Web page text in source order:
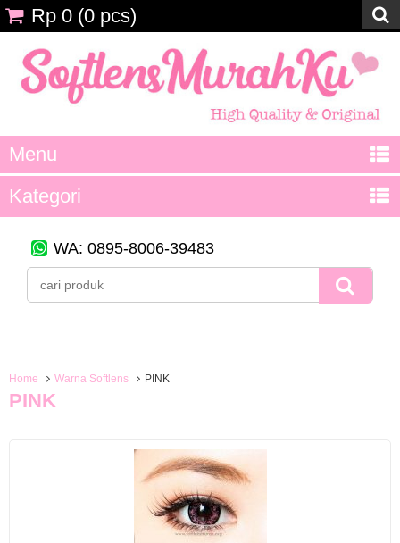
Menu
Kategori
WA: 0895-8006-39483
Rp 0 (0 pcs)
Home Warna Softlens PINK
PINK